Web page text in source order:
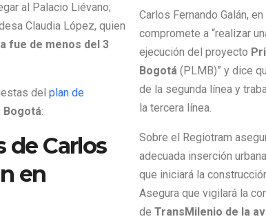
al Palacio Liévano;
Claudia López, quien
fue de menos del 3
del plan de
Bogotá:
de Carlos
en
Carlos Fernando Galán,
compromete a “realizar
ejecución del proyecto
Bogotá(PLMB)” y dice
de la segunda línea y
la tercera línea.
Sobre el Regiotram
adecuada inserción
que iniciará la
Asegura que vigilará la
de TransMilenio de la